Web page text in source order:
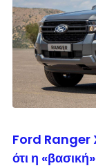
Ford Ranger
ότι η